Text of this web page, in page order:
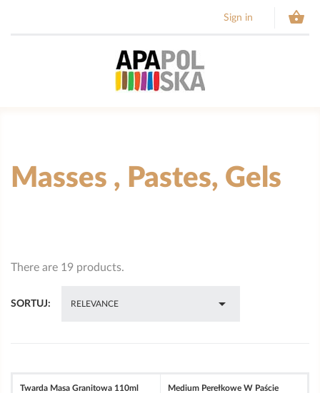
Sign in 
Masses , Pastes, Gels
There are 19 products.
SORTUJ: RELEVANCE 
Twarda Masa Granitowa 110ml Medium Perełkowe W Paście